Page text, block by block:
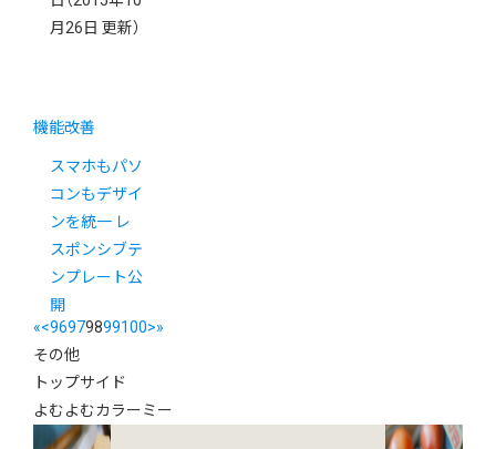
月26日 更新）
機能改善
スマホもパソ
コンもデザイ
ンを統一 レ
スポンシブテ
ンプレート公
開
«<96979899100>»
その他
トップサイド
よむよむカラーミー